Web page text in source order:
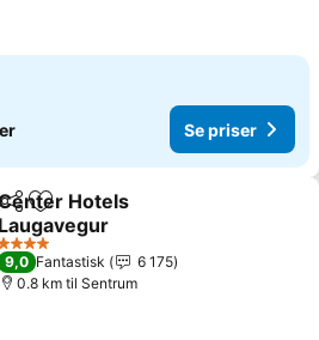
Se priser
Del Legg til i favoritter
Hotels
Laugavegur
priser
4 Stjerner
9,0 Fantastisk
6 175
0.8 km til Sentrum